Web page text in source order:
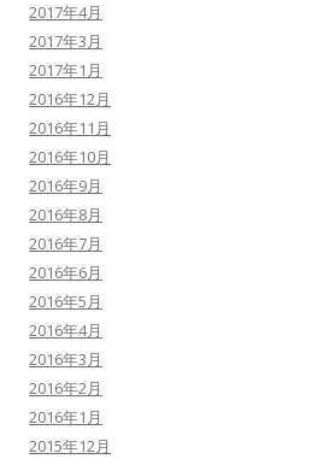
2017年4月
2017年3月
2017年1月
2016年12月
2016年11月
2016年10月
2016年9月
2016年8月
2016年7月
2016年6月
2016年5月
2016年4月
2016年3月
2016年2月
2016年1月
2015年12月